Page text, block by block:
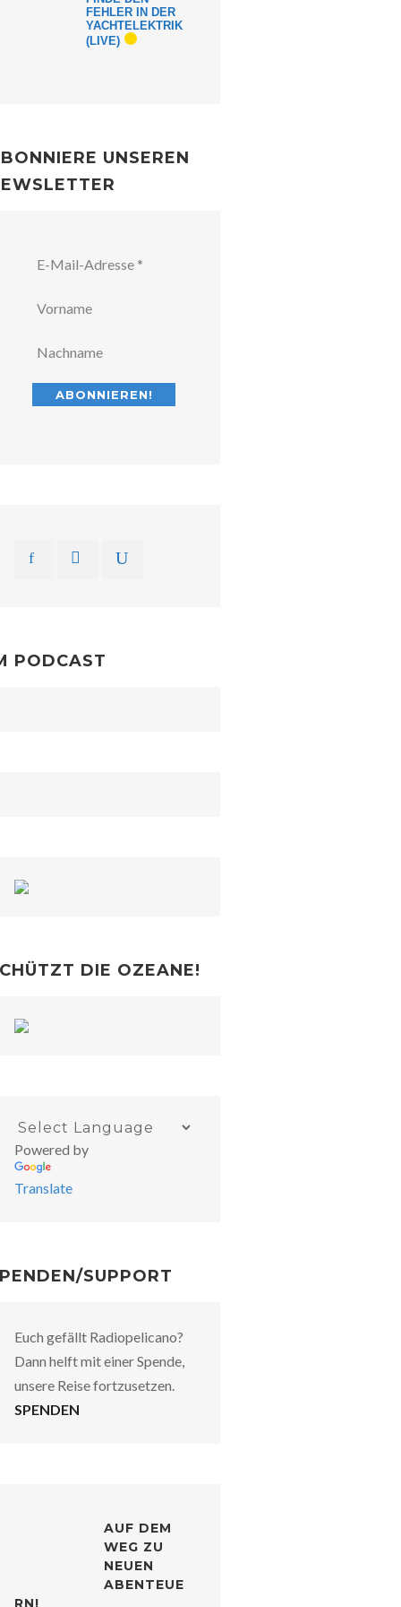
FEHLER IN DER
YACHTELEKTRIK
(LIVE)
UNSEREN
PODCAST
DIE OZEANE!
Powered by
Translate
SUPPORT
Euch gefällt Radiopelicano?
Dann helft mit einer Spende,
unsere Reise fortzusetzen.
SPENDEN
AUF DEM
WEG ZU
NEUEN
ABENTEUE
RN!